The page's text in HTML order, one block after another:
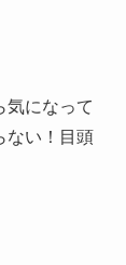
気になって
ない！目頭